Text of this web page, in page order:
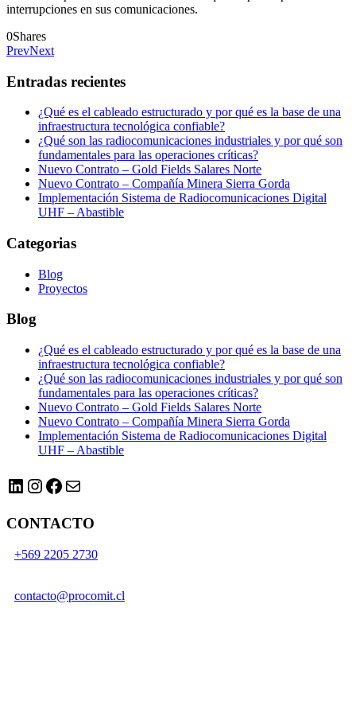
interrupciones en sus comunicaciones.
0Shares
PrevNext
Entradas recientes
¿Qué es el cableado estructurado y por qué es la base de una
infraestructura tecnológica confiable?
¿Qué son las radiocomunicaciones industriales y por qué son
fundamentales para las operaciones críticas?
Nuevo Contrato – Gold Fields Salares Norte
Nuevo Contrato – Compañía Minera Sierra Gorda
Implementación Sistema de Radiocomunicaciones Digital
UHF – Abastible
Categorias
Blog
Proyectos
Blog
¿Qué es el cableado estructurado y por qué es la base de una
infraestructura tecnológica confiable?
¿Qué son las radiocomunicaciones industriales y por qué son
fundamentales para las operaciones críticas?
Nuevo Contrato – Gold Fields Salares Norte
Nuevo Contrato – Compañía Minera Sierra Gorda
Implementación Sistema de Radiocomunicaciones Digital
UHF – Abastible
LinkedIn
Instagram
Facebook
Correo electrónico
CONTACTO
+569 2205 2730
contacto@procomit.cl